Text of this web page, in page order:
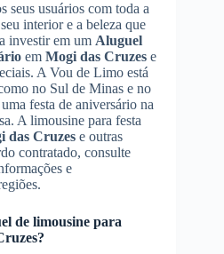
seus usuários com toda a
interior e a beleza que
investir em um Aluguel
em Mogi das Cruzes e
A Vou de Limo está
no Sul de Minas e no
festa de aniversário na
A limousine para festa
das Cruzes e outras
contratado, consulte
e
de limousine para
?